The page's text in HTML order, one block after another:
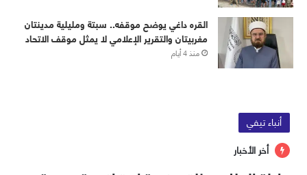
القره داغي يوضح موقفه.. سبتة ومليلية مدينتان
مغربيتان والتقرير الإعلامي لا يمثل موقف الاتحاد
منذ 4 أيام